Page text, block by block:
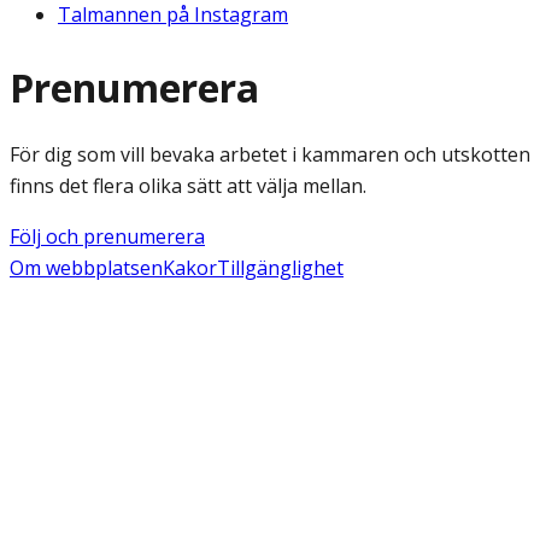
Talmannen på Instagram
Prenumerera
För dig som vill bevaka arbetet i kammaren och utskotten
finns det flera olika sätt att välja mellan.
Följ och prenumerera
Om webbplatsenKakorTillgänglighet